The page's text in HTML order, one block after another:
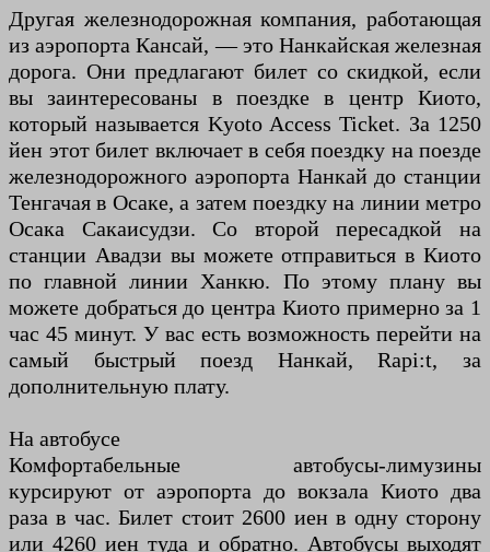
Другая железнодорожная компания, работающая
из аэропорта Кансай, — это Нанкайская железная
дорога. Они предлагают билет со скидкой, если
вы заинтересованы в поездке в центр Киото,
который называется Kyoto Access Ticket. За 1250
йен этот билет включает в себя поездку на поезде
железнодорожного аэропорта Нанкай до станции
Тенгачая в Осаке, а затем поездку на линии метро
Осака Сакаисудзи. Со второй пересадкой на
станции Авадзи вы можете отправиться в Киото
по главной линии Ханкю. По этому плану вы
можете добраться до центра Киото примерно за 1
час 45 минут. У вас есть возможность перейти на
самый быстрый поезд Нанкай, Rapi:t, за
дополнительную плату.
На автобусе
Комфортабельные автобусы-лимузины
курсируют от аэропорта до вокзала Киото два
раза в час. Билет стоит 2600 иен в одну сторону
или 4260 иен туда и обратно. Автобусы выходят